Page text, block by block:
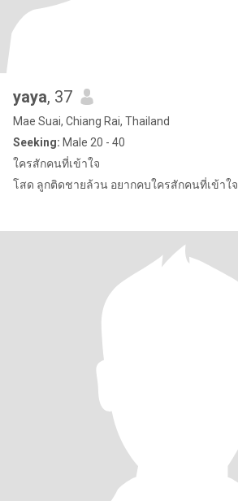
yaya, 37
Mae Suai, Chiang Rai, Thailand
Seeking: Male 20 - 40
ใครสักคนที่เข้าใจ
โสด ลูกติดชายล้วน อยากคบใครสักคนที่เข้าใจ